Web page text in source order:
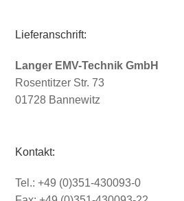
Lieferanschrift:
Langer EMV-Technik GmbH
Rosentitzer Str. 73
01728 Bannewitz
Kontakt:
Tel.: +49 (0)351-430093-0